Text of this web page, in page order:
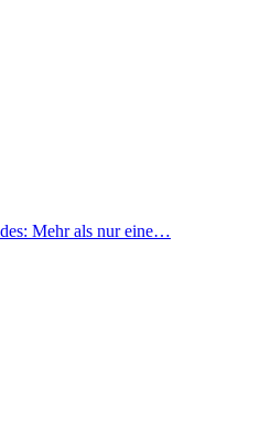
Mehr als nur eine…